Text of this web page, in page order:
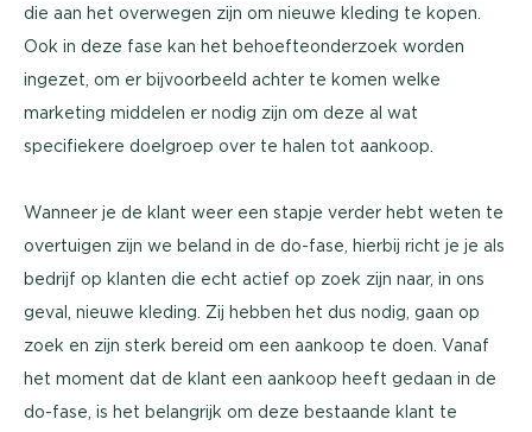
die aan het overwegen zijn om nieuwe kleding te kopen.
Ook in deze fase kan het behoefteonderzoek worden
ingezet, om er bijvoorbeeld achter te komen welke
marketing middelen er nodig zijn om deze al wat
specifiekere doelgroep over te halen tot aankoop.
Wanneer je de klant weer een stapje verder hebt weten te
overtuigen zijn we beland in de do-fase, hierbij richt je je als
bedrijf op klanten die echt actief op zoek zijn naar, in ons
geval, nieuwe kleding. Zij hebben het dus nodig, gaan op
zoek en zijn sterk bereid om een aankoop te doen. Vanaf
het moment dat de klant een aankoop heeft gedaan in de
do-fase, is het belangrijk om deze bestaande klant te